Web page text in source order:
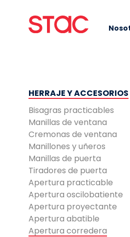
HERRAJE Y ACCESORIOS
Bisagras practicables
Manillas de ventana
Cremonas de ventana
Manillones y uñeros
Manillas de puerta
Tiradores de puerta
Apertura practicable
Apertura oscilobatiente
Apertura proyectante
Apertura abatible
Apertura corredera